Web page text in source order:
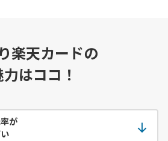
楽天カードの
はココ！
が